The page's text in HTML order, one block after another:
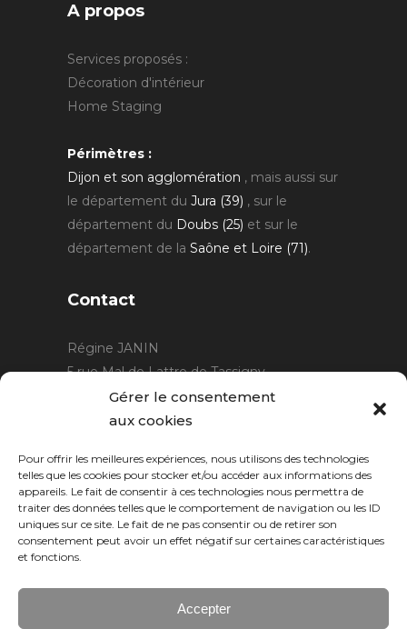
Gérer le consentement
aux cookies
Pour offrir les meilleures expériences, nous utilisons des technologies
telles que les cookies pour stocker et/ou accéder aux informations des
appareils. Le fait de consentir à ces technologies nous permettra de
traiter des données telles que le comportement de navigation ou les ID
uniques sur ce site. Le fait de ne pas consentir ou de retirer son
consentement peut avoir un effet négatif sur certaines caractéristiques
et fonctions.
Accepter
A propos
Services proposés :
Décoration d'intérieur
Home Staging
Périmètres :
Dijon et son agglomération , mais aussi sur
le département du Jura (39) , sur le
département du Doubs (25) et sur le
département de la Saône et Loire (71).
Contact
Régine JANIN
5 rue Mal de Lattre de Tassigny
21220 Gevrey Chambertin
06 15 15 80 29
Horaires :sur rendez-vous.